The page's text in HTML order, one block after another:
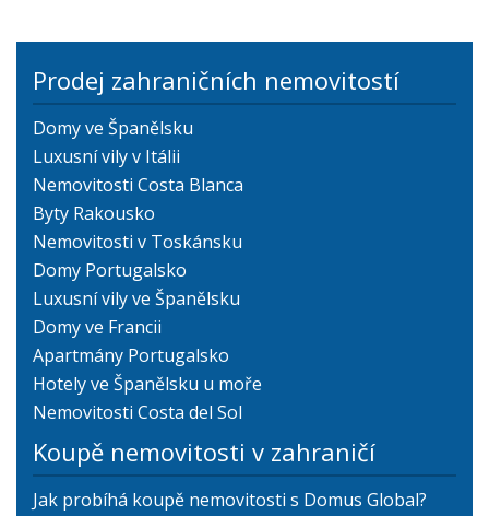
Prodej zahraničních nemovitostí
Domy ve Španělsku
Luxusní vily v Itálii
Nemovitosti Costa Blanca
Byty Rakousko
Nemovitosti v Toskánsku
Domy Portugalsko
Luxusní vily ve Španělsku
Domy ve Francii
Apartmány Portugalsko
Hotely ve Španělsku u moře
Nemovitosti Costa del Sol
Koupě nemovitosti v zahraničí
Jak probíhá koupě nemovitosti s Domus Global?